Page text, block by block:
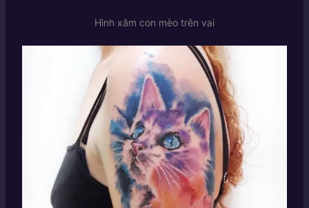
Hình xăm con mèo trên vai